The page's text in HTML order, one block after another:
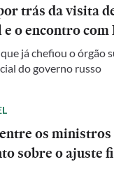
trás da visita
o encontro
já chefiou o órgão
do governo russo
os ministros
sobre o ajuste